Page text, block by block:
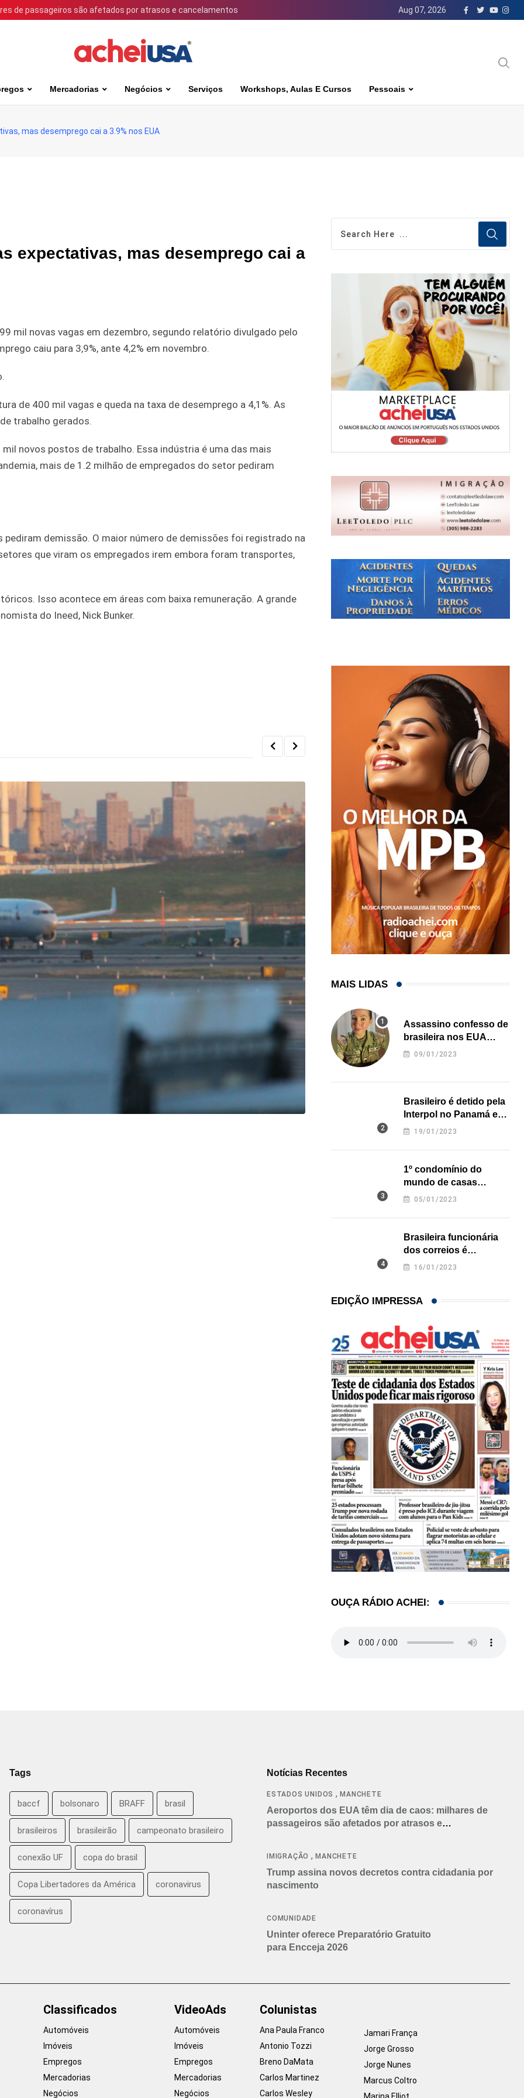
de passageiros são afetados por atrasos e cancelamentos Aug 07, 2026
Mercadorias Negócios Serviços Workshops, Aulas E Cursos Pessoais
mas desemprego cai a 3.9% nos EUA
expectativas, mas desemprego cai a
mil novas vagas em dezembro, segundo relatório divulgado pelo
caiu para 3,9%, ante 4,2% em novembro.
de 400 mil vagas e queda na taxa de desemprego a 4,1%. As
trabalho gerados.
novos postos de trabalho. Essa indústria é uma das mais
mais de 1.2 milhão de empregados do setor pediram
pediram demissão. O maior número de demissões foi registrado na
que viram os empregados irem embora foram transportes,
Isso acontece em áreas com baixa remuneração. A grande
do Ineed, Nick Bunker.
MAIS LIDAS
Assassino confesso de
brasileira nos EUA
revela onde deixou o
09/01/2023
Brasileiro é detido pela
Interpol no Panamá e
pode pegar prisão
19/01/2023
1º condomínio do
mundo de casas
impressas em 3D é
05/01/2023
Brasileira funcionária
dos correios é
assassinada a facadas
16/01/2023
EDIÇÃO IMPRESSA
OUÇA RÁDIO ACHEI:
Tags
baccf bolsonaro BRAFF brasil
brasileiros brasileirão campeonato brasileiro
conexão UF copa do brasil
Copa Libertadores da América coronavirus
coronavírus
Notícias Recentes
ESTADOS UNIDOS ,MANCHETE
Aeroportos dos EUA têm dia de caos: milhares de
passageiros são afetados por atrasos e
IMIGRAÇÃO ,MANCHETE
Trump assina novos decretos contra cidadania por
nascimento
COMUNIDADE
Uninter oferece Preparatório Gratuito
para Encceja 2026
Classificados
Automóveis
Imóveis
Empregos
Mercadorias
Negócios
VideoAds
Automóveis
Imóveis
Empregos
Mercadorias
Negócios
Colunistas
Ana Paula Franco
Antonio Tozzi
Breno DaMata
Carlos Martinez
Carlos Wesley
Jamari França
Jorge Grosso
Jorge Nunes
Marcus Coltro